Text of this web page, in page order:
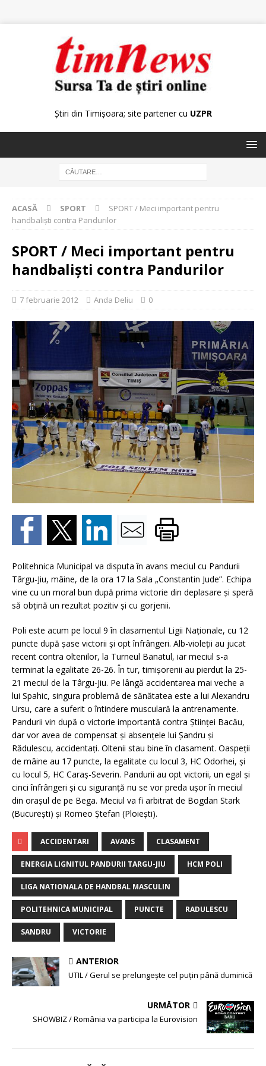
Știri din Timișoara; site partener cu UZPR
ACASĂ SPORT
SPORT / Meci important pentru
handbalişti contra Pandurilor
SPORT / Meci important pentru
handbalişti contra Pandurilor
7 februarie 2012 Anda Deliu 0
Politehnica Municipal va disputa în avans meciul cu Pandurii
Târgu-Jiu, mâine, de la ora 17 la Sala „Constantin Jude”. Echipa
vine cu un moral bun după prima victorie din deplasare şi speră
să obţină un rezultat pozitiv şi cu gorjenii.
Poli este acum pe locul 9 în clasamentul Ligii Naţionale, cu 12
puncte după şase victorii şi opt înfrângeri. Alb-violeţii au jucat
recent contra oltenilor, la Turneul Banatul, iar meciul s-a
terminat la egalitate 26-26. În tur, timişorenii au pierdut la 25-
21 meciul de la Târgu-Jiu. Pe lângă accidentarea mai veche a
lui Spahic, singura problemă de sănătatea este a lui Alexandru
Ursu, care a suferit o întindere musculară la antrenamente.
Pandurii vin după o victorie importantă contra Ştiinţei Bacău,
dar vor avea de compensat şi absenţele lui Şandru şi
Rădulescu, accidentaţi. Oltenii stau bine în clasament. Oaspeţii
de mâine au 17 puncte, la egalitate cu locul 3, HC Odorhei, şi
cu locul 5, HC Caraş-Severin. Pandurii au opt victorii, un egal şi
cinci înfrângeri şi cu siguranţă nu se vor preda uşor în meciul
din oraşul de pe Bega. Meciul va fi arbitrat de Bogdan Stark
(Bucureşti) şi Romeo Ştefan (Ploieşti).
ACCIDENTARI AVANS CLASAMENT
ENERGIA LIGNITUL PANDURII TARGU-JIU HCM POLI
LIGA NATIONALA DE HANDBAL MASCULIN
POLITEHNICA MUNICIPAL PUNCTE RADULESCU
SANDRU VICTORIE
ANTERIOR
UTIL / Gerul se prelungeşte cel puţin până duminică
URMĂTOR
SHOWBIZ / România va participa la Eurovision